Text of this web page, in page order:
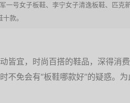
一号女子板鞋、李宁女子清逸板鞋、匹克
款。
皆宜，时尚百搭的鞋品，深得消
不免会有“板鞋哪款好”的疑惑。